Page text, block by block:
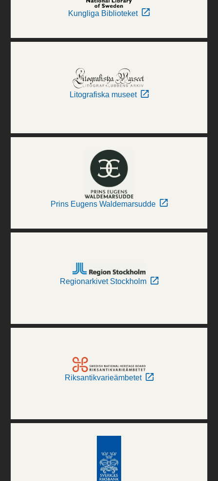
Kungliga Biblioteket
Litografiska museet
Prins Eugens Waldemarsudde
Regionarkivet Stockholm
Riksantikvarieämbetet